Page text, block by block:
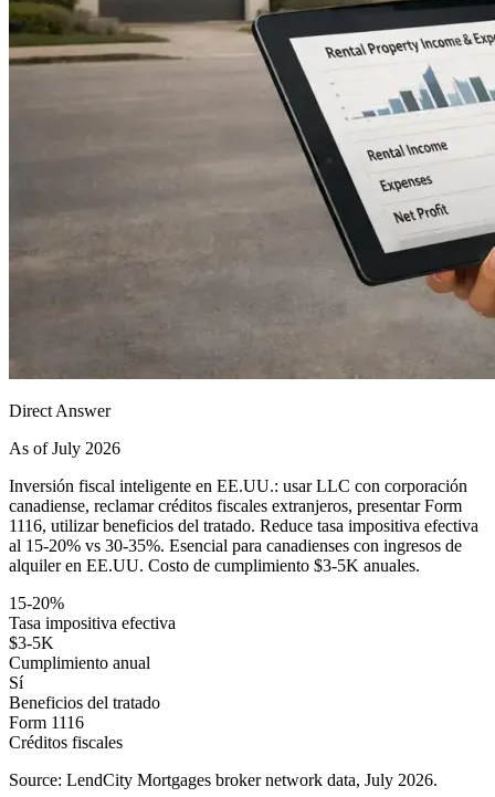
Direct Answer
As of July 2026
Inversión fiscal inteligente en EE.UU.: usar LLC con corporación
canadiense, reclamar créditos fiscales extranjeros, presentar Form
1116, utilizar beneficios del tratado. Reduce tasa impositiva efectiva
al 15-20% vs 30-35%. Esencial para canadienses con ingresos de
alquiler en EE.UU. Costo de cumplimiento $3-5K anuales.
15-20%
Tasa impositiva efectiva
$3-5K
Cumplimiento anual
Sí
Beneficios del tratado
Form 1116
Créditos fiscales
Source: LendCity Mortgages broker network data, July 2026.